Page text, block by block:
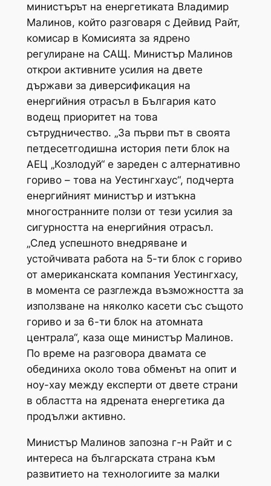
министърът на енергетиката Владимир
Малинов, който разговаря с Дейвид Райт,
комисар в Комисията за ядрено
регулиране на САЩ. Министър Малинов
открои активните усилия на двете
държави за диверсификация на
енергийния отрасъл в България като
водещ приоритет на това
сътрудничество. „За първи път в своята
петдесетгодишна история пети блок на
АЕЦ „Козлодуй“ е зареден с алтернативно
гориво – това на Уестингхаус“, подчерта
енергийният министър и изтъкна
многостранните ползи от тези усилия за
сигурността на енергийния отрасъл.
„След успешното внедряване и
устойчивата работа на 5-ти блок с гориво
от американската компания Уестингхасу,
в момента се разглежда възможността за
използване на няколко касети със същото
гориво и за 6-ти блок на атомната
централа“, каза още министър Малинов.
По време на разговора двамата се
обединиха около това обменът на опит и
ноу-хау между експерти от двете страни
в областта на ядрената енергетика да
продължи активно.
Министър Малинов запозна г-н Райт и с
интереса на българската страна към
развитието на технологиите за малки